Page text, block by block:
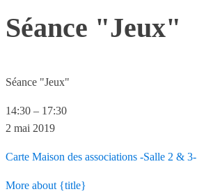
Séance "Jeux"
Séance "Jeux"
14:30 – 17:30
2 mai 2019
Carte Maison des associations -Salle 2 & 3-
More about {title}